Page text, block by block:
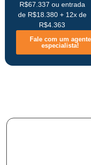
R$67.337 ou entrada
de R$18.380 + 12x de
R$4.363
Fale com um agente
especialista!